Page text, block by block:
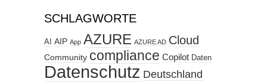
SCHLAGWORTE
AI AIP App AZURE AZURE AD Cloud
Community compliance Copilot Daten
Datenschutz Deutschland